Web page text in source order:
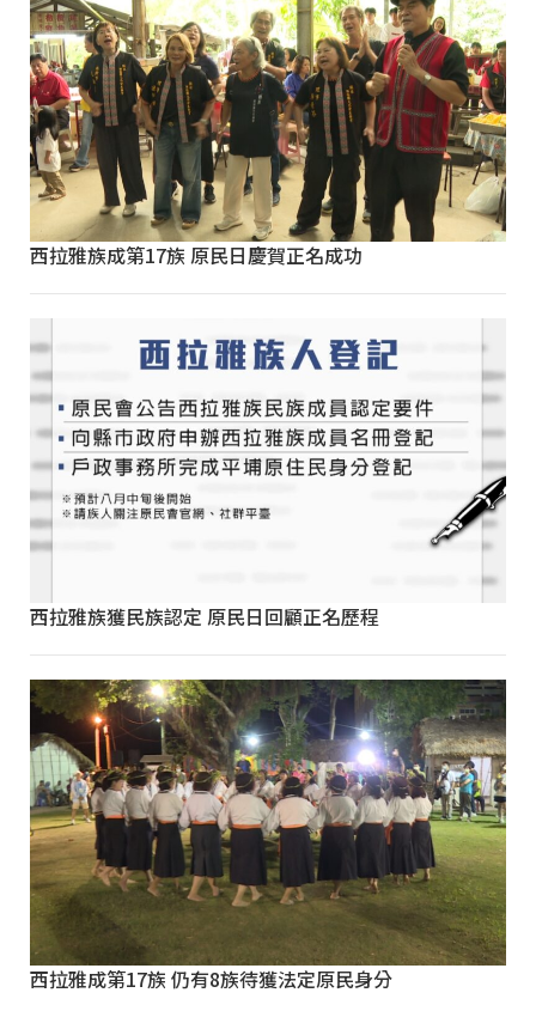
西拉雅族成第17族 原民日慶賀正名成功
西拉雅族獲民族認定 原民日回顧正名歷程
西拉雅成第17族 仍有8族待獲法定原民身分